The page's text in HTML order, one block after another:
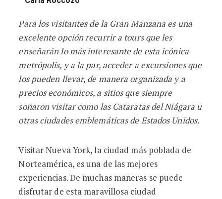
Conoce los mejores tours desde
Para los visitantes de la Gran Manzana es una
excelente opción recurrir a tours que les
enseñarán lo más interesante de esta icónica
metrópolis, y a la par, acceder a excursiones que
los pueden llevar, de manera organizada y a
precios económicos, a sitios que siempre
soñaron visitar como las Cataratas del Niágara u
otras ciudades emblemáticas de Estados Unidos.
Visitar Nueva York, la ciudad más poblada de
Norteamérica, es una de las mejores
experiencias. De muchas maneras se puede
disfrutar de esta maravillosa ciudad